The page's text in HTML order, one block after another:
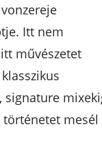
Itt nem
művészetet
signature
mesél